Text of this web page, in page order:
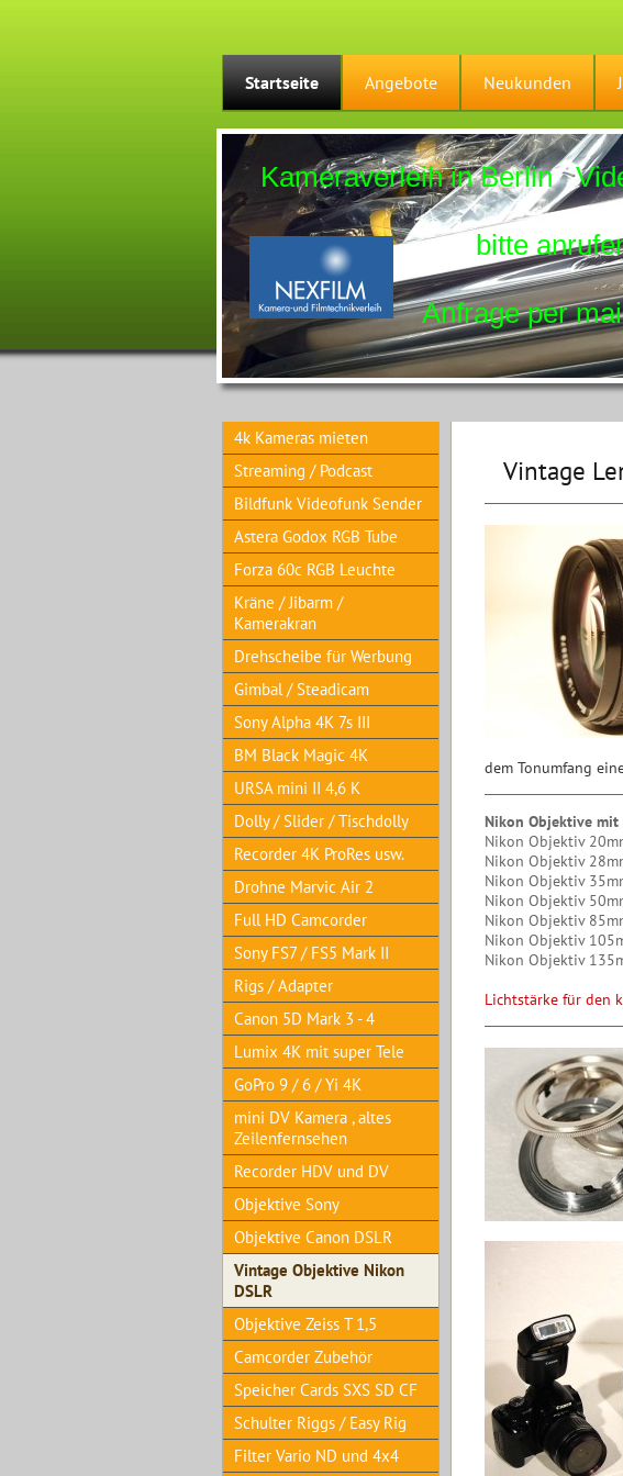
Startseite Angebote Neukunden
Kameraverleih in Berlin
bitte anrufen
Anfrage per mail
4k Kameras mieten
Streaming / Podcast
Bildfunk Videofunk Sender
Astera Godox RGB Tube
Forza 60c RGB Leuchte
Kräne / Jibarm /
Kamerakran
Drehscheibe für Werbung
Gimbal / Steadicam
Sony Alpha 4K 7s III
BM Black Magic 4K
URSA mini II 4,6 K
Dolly / Slider / Tischdolly
Recorder 4K ProRes usw.
Drohne Marvic Air 2
Full HD Camcorder
Sony FS7 / FS5 Mark II
Rigs / Adapter
Canon 5D Mark 3 - 4
Lumix 4K mit super Tele
GoPro 9 / 6 / Yi 4K
mini DV Kamera , altes
Zeilenfernsehen
Recorder HDV und DV
Objektive Sony
Objektive Canon DSLR
Vintage Objektive Nikon
DSLR
Objektive Zeiss T 1,5
Camcorder Zubehör
Speicher Cards SXS SD CF
Schulter Riggs / Easy Rig
Filter Vario ND und 4x4
Vintage
dem Tonumfang
Nikon Objektive mit
Nikon
Nikon Objektiv
Nikon
Nikon
Nikon
Nikon Objektiv
Nikon Objektiv
Lichtstärke für den